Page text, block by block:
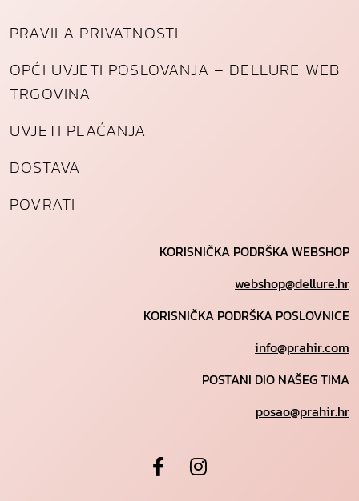
PRAVILA PRIVATNOSTI
OPĆI UVJETI POSLOVANJA – DELLURE WEB
TRGOVINA
UVJETI PLAĆANJA
DOSTAVA
POVRATI
KORISNIČKA PODRŠKA WEBSHOP
webshop@dellure.hr
KORISNIČKA PODRŠKA POSLOVNICE
info@prahir.com
POSTANI DIO NAŠEG TIMA
posao@prahir.hr